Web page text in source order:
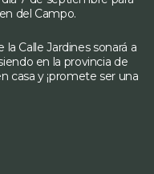
del Campo.
la Calle Jardines sonará a
en la provincia de
casa y ¡promete ser una